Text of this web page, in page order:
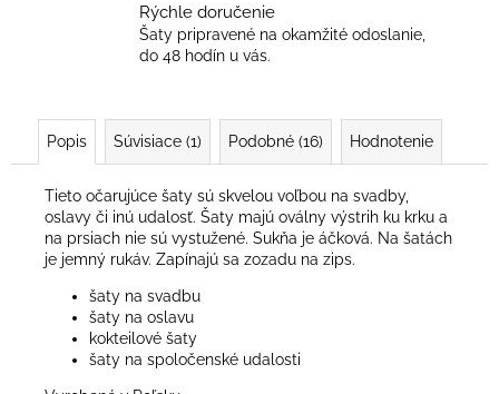
Rýchle doručenie
Šaty pripravené na okamžité odoslanie,
do 48 hodín u vás.
Popis Súvisiace (1) Podobné (16) Hodnotenie
Tieto očarujúce šaty sú skvelou voľbou na svadby,
oslavy či inú udalosť. Šaty majú oválny výstrih ku krku a
na prsiach nie sú vystužené. Sukňa je áčková. Na šatách
je jemný rukáv. Zapínajú sa zozadu na zips.
šaty na svadbu
šaty na oslavu
kokteilové šaty
šaty na spoločenské udalosti